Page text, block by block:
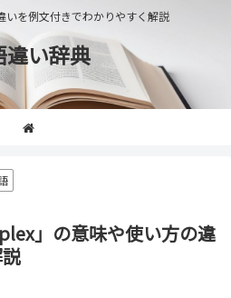
いを例文付きでわかりやすく解説
違い辞典
」の意味や使い方の違